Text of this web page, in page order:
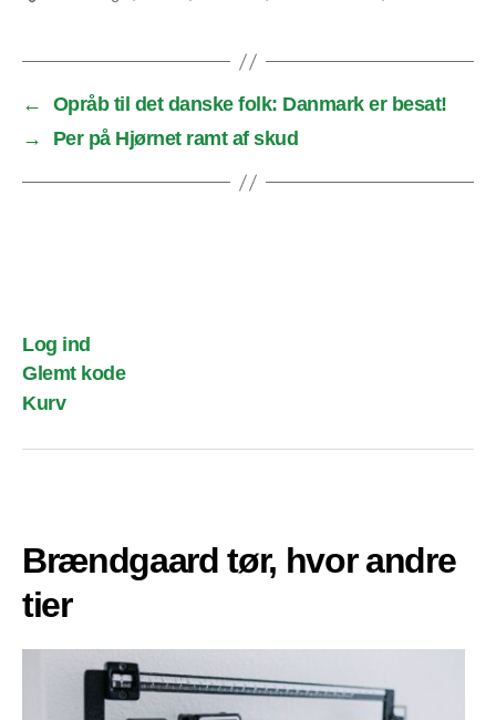
←
Opråb til det danske folk: Danmark er besat!
→
Per på Hjørnet ramt af skud
Log ind
Glemt kode
Kurv
Brændgaard tør, hvor andre
tier